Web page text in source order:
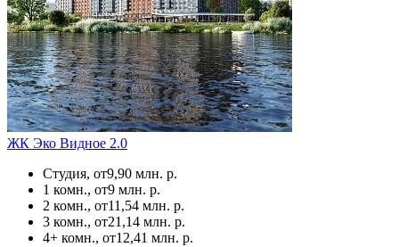
ЖК Эко Видное 2.0
Студия, от9,90 млн. р.
1 комн., от9 млн. р.
2 комн., от11,54 млн. р.
3 комн., от21,14 млн. р.
4+ комн., от12,41 млн. р.